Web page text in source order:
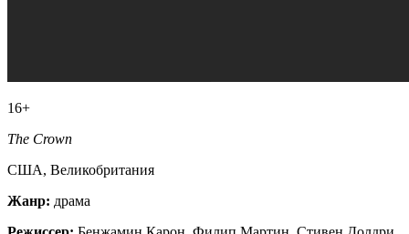
16+
The Crown
США, Великобритания
Жанр: драма